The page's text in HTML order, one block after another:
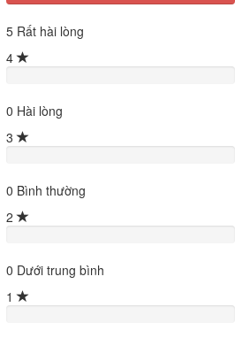
5 Rất hài lòng
4
0 Hài lòng
3
0 Bình thường
2
0 Dưới trung bình
1